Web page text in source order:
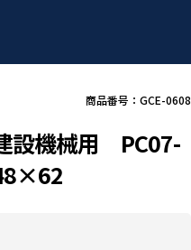
商品番号：GCE-0608
設機械用 PC07-